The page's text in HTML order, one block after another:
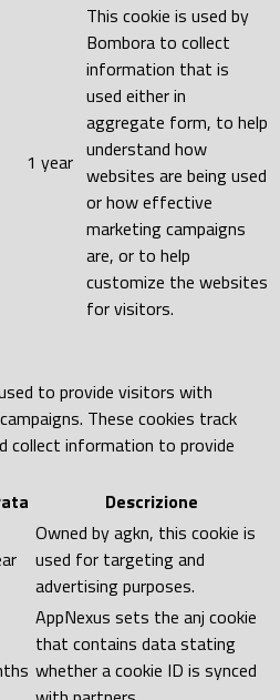
1 year
This cookie is used by
Bombora to collect
information that is
used either in
aggregate form, to help
understand how
websites are being used
or how effective
marketing campaigns
are, or to help
customize the websites
for visitors.
to provide visitors with
These cookies track
collect information to provide
Descrizione
Owned by agkn, this cookie is
used for targeting and
advertising purposes.
AppNexus sets the anj cookie
that contains data stating
whether a cookie ID is synced